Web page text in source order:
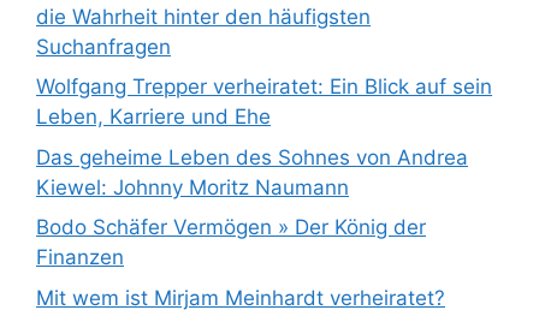
die Wahrheit hinter den häufigsten
Suchanfragen
Wolfgang Trepper verheiratet: Ein Blick auf sein
Leben, Karriere und Ehe
Das geheime Leben des Sohnes von Andrea
Kiewel: Johnny Moritz Naumann
Bodo Schäfer Vermögen » Der König der
Finanzen
Mit wem ist Mirjam Meinhardt verheiratet?